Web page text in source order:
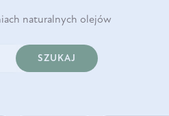
naturalnych olejów
SZUKAJ